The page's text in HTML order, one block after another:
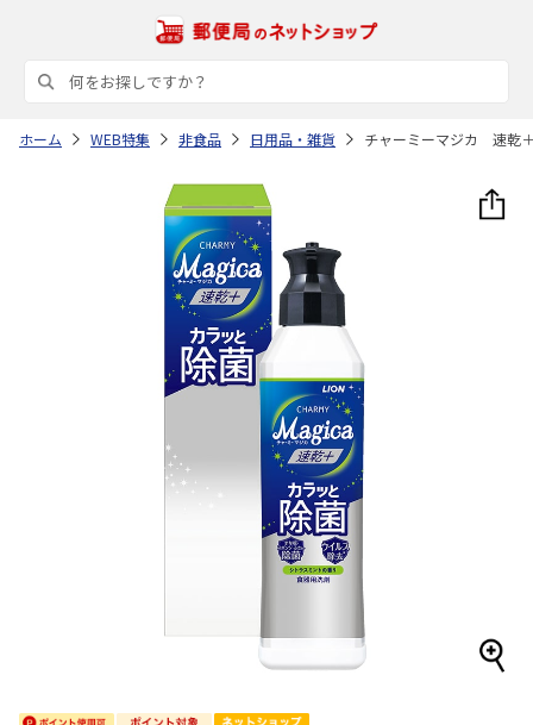
ホーム WEB特集 非食品 日用品・雑貨 チャーミーマジカ 速乾